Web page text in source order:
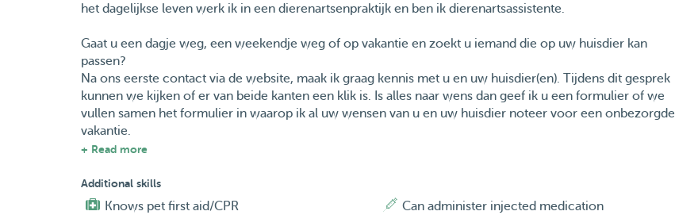
het dagelijkse leven werk ik in een dierenartsenpraktijk en ben ik dierenartsassistente.
Gaat u een dagje weg, een weekendje weg of op vakantie en zoekt u iemand die op uw huisdier kan
passen?
Na ons eerste contact via de website, maak ik graag kennis met u en uw huisdier(en). Tijdens dit gesprek
kunnen we kijken of er van beide kanten een klik is. Is alles naar wens dan geef ik u een formulier of we
vullen samen het formulier in waarop ik al uw wensen van u en uw huisdier noteer voor een onbezorgde
vakantie.
+ Read more
Additional skills
Knows pet first aid/CPR
Can administer injected medication